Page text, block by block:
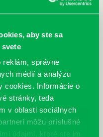
aby ste sa
reklám, správne
médií a analýzu
cookies. Informácie o
stránky, teda
v oblasti sociálnych
môžu príslušné
údajmi, ktoré ste im